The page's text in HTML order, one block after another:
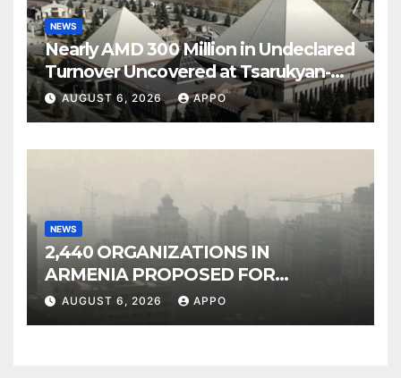
NEWS
Nearly AMD 300 Million in Undeclared
Turnover Uncovered at Tsarukyan-
Owned Entertainment Center
AUGUST 6, 2026 APPO
NEWS
2,440 ORGANIZATIONS IN
ARMENIA PROPOSED FOR
INCLUSION IN LIST OF AIR
AUGUST 6, 2026 APPO